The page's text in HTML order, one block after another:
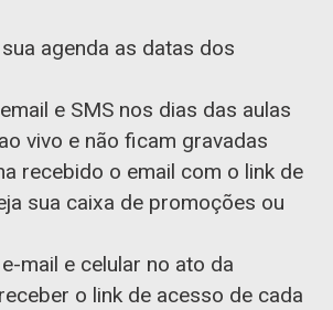
sua agenda as datas dos
e SMS nos dias das aulas
vivo e não ficam gravadas
recebido o email com o link de
sua caixa de promoções ou
mail e celular no ato da
o link de acesso de cada